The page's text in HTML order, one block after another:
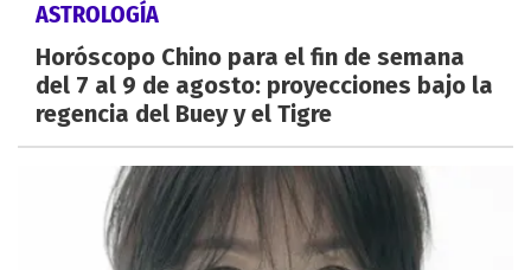
ASTROLOGÍA
Horóscopo Chino para el fin de semana
del 7 al 9 de agosto: proyecciones bajo la
regencia del Buey y el Tigre